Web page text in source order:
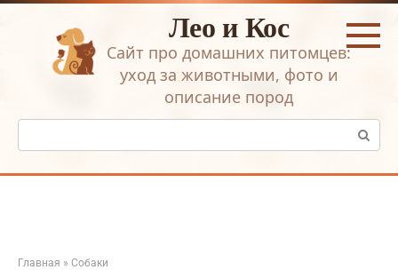
Перейти
Лео и Кос
Сайт про домашних питомцев:
уход за животными, фото и
описание пород
Поиск:
Главная » Собаки